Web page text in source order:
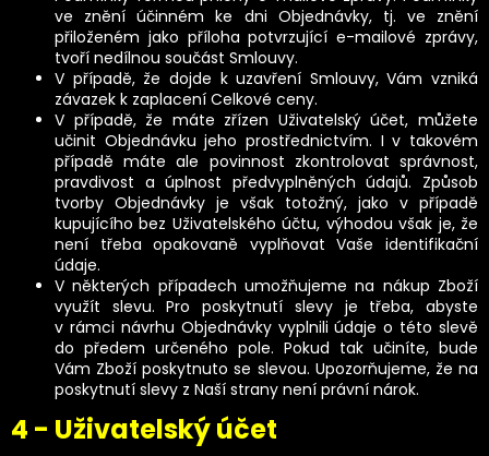
ve znění účinném ke dni Objednávky, tj. ve znění
přiloženém jako příloha potvrzující e-mailové zprávy,
tvoří nedílnou součást Smlouvy.
V případě, že dojde k uzavření Smlouvy, Vám vzniká
závazek k zaplacení Celkové ceny.
V případě, že máte zřízen Uživatelský účet, můžete
učinit Objednávku jeho prostřednictvím. I v takovém
případě máte ale povinnost zkontrolovat správnost,
pravdivost a úplnost předvyplněných údajů. Způsob
tvorby Objednávky je však totožný, jako v případě
kupujícího bez Uživatelského účtu, výhodou však je, že
není třeba opakovaně vyplňovat Vaše identifikační
údaje.
V některých případech umožňujeme na nákup Zboží
využít slevu. Pro poskytnutí slevy je třeba, abyste
v rámci návrhu Objednávky vyplnili údaje o této slevě
do předem určeného pole. Pokud tak učiníte, bude
Vám Zboží poskytnuto se slevou. Upozorňujeme, že na
poskytnutí slevy z Naší strany není právní nárok.
4 - Uživatelský účet